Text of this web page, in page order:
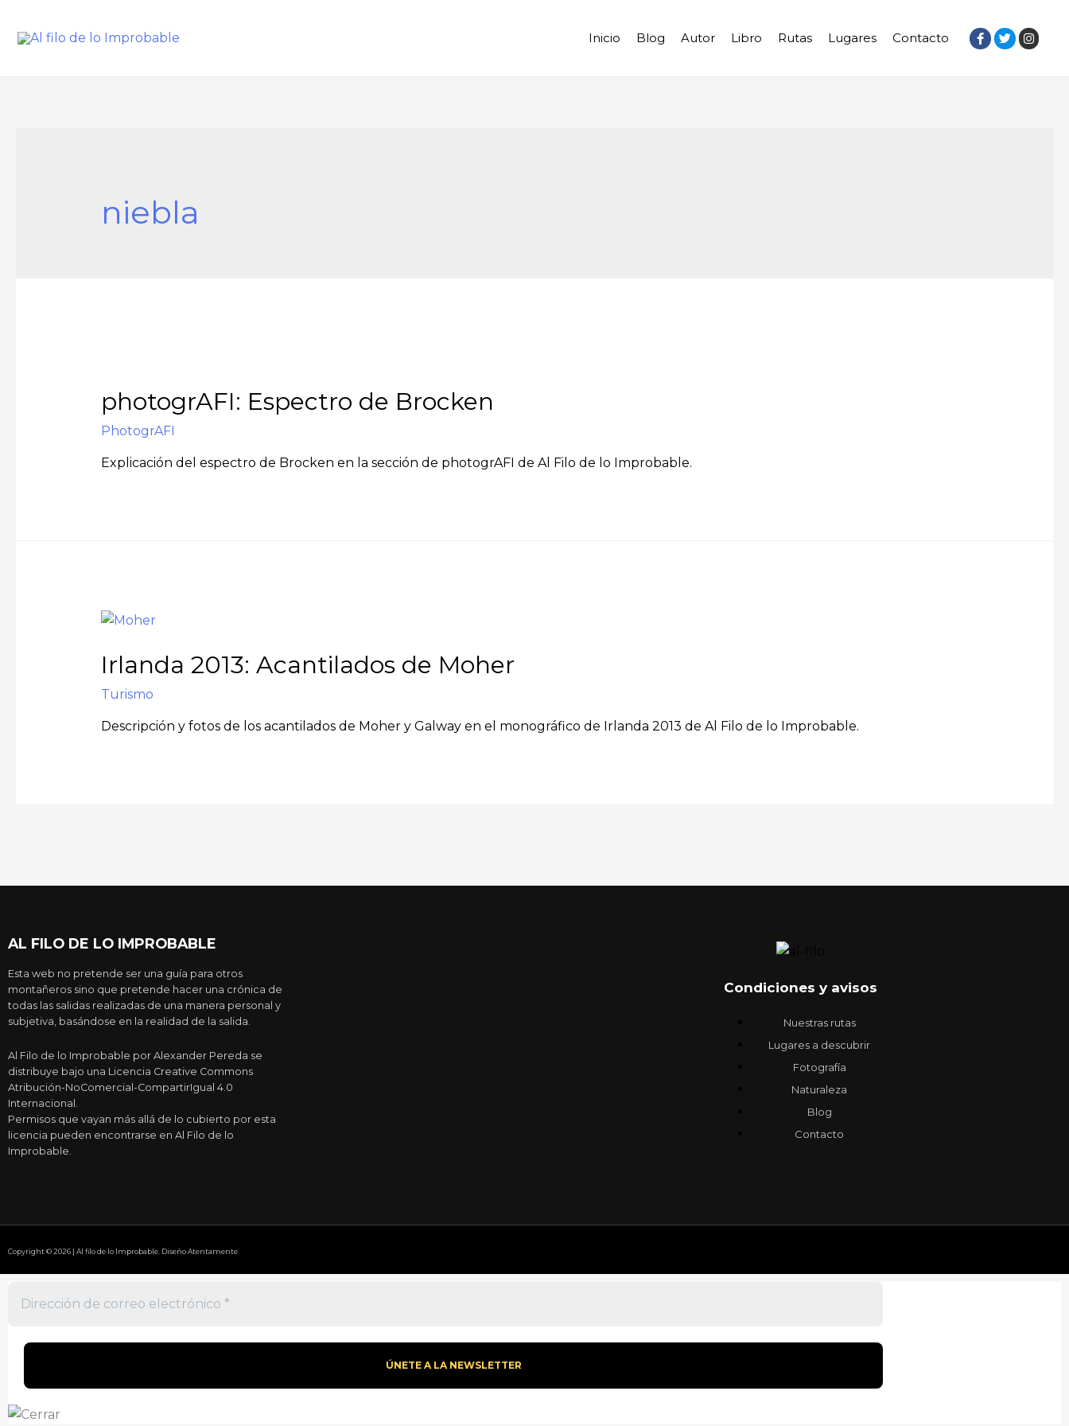
Inicio Blog Autor Libro Rutas Lugares Contacto
niebla
photogrAFI: Espectro de Brocken
PhotogrAFI
Explicación del espectro de Brocken en la sección de photogrAFI de Al Filo de lo Improbable.
Irlanda 2013: Acantilados de Moher
Turismo
Descripción y fotos de los acantilados de Moher y Galway en el monográfico de Irlanda 2013 de Al Filo de lo Improbable.
AL FILO DE LO IMPROBABLE
Esta web no pretende ser una guía para otros
montañeros sino que pretende hacer una crónica de
todas las salidas realizadas de una manera personal y
subjetiva, basándose en la realidad de la salida.
Al Filo de lo Improbable por Alexander Pereda se
distribuye bajo una Licencia Creative Commons
Atribución-NoComercial-CompartirIgual 4.0
Internacional.
Permisos que vayan más allá de lo cubierto por esta
licencia pueden encontrarse en Al Filo de lo
Improbable.
Condiciones y avisos
Nuestras rutas
Lugares a descubrir
Fotografía
Naturaleza
Blog
Contacto
Copyright © 2026 | Al filo de lo Improbable. Diseño Atentamente